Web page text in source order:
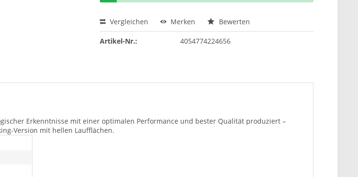
Vergleichen Merken Bewerten
Artikel-Nr.: 4054774224656
Erkenntnisse mit einer optimalen Performance und bester Qualität produziert –
Version mit hellen Laufflächen.